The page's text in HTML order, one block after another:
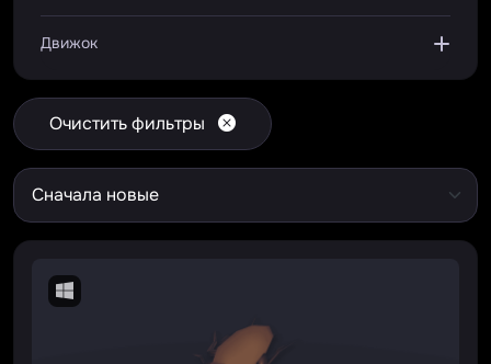
Движок
Очистить фильтры